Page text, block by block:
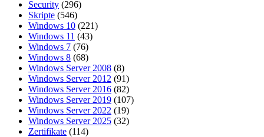
Security (296)
Skripte (546)
Windows 10 (221)
Windows 11 (43)
Windows 7 (76)
Windows 8 (68)
Windows Server 2008 (8)
Windows Server 2012 (91)
Windows Server 2016 (82)
Windows Server 2019 (107)
Windows Server 2022 (19)
Windows Server 2025 (32)
Zertifikate (114)